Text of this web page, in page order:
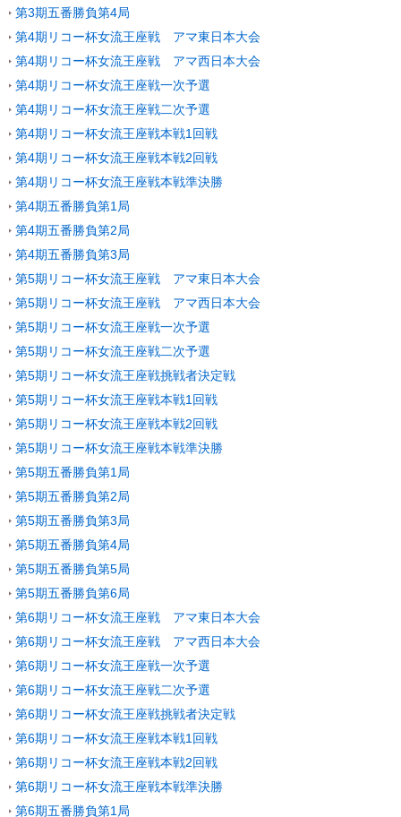
第3期五番勝負第4局
第4期リコー杯女流王座戦 アマ東日本大会
第4期リコー杯女流王座戦 アマ西日本大会
第4期リコー杯女流王座戦一次予選
第4期リコー杯女流王座戦二次予選
第4期リコー杯女流王座戦本戦1回戦
第4期リコー杯女流王座戦本戦2回戦
第4期リコー杯女流王座戦本戦準決勝
第4期五番勝負第1局
第4期五番勝負第2局
第4期五番勝負第3局
第5期リコー杯女流王座戦 アマ東日本大会
第5期リコー杯女流王座戦 アマ西日本大会
第5期リコー杯女流王座戦一次予選
第5期リコー杯女流王座戦二次予選
第5期リコー杯女流王座戦挑戦者決定戦
第5期リコー杯女流王座戦本戦1回戦
第5期リコー杯女流王座戦本戦2回戦
第5期リコー杯女流王座戦本戦準決勝
第5期五番勝負第1局
第5期五番勝負第2局
第5期五番勝負第3局
第5期五番勝負第4局
第5期五番勝負第5局
第5期五番勝負第6局
第6期リコー杯女流王座戦 アマ東日本大会
第6期リコー杯女流王座戦 アマ西日本大会
第6期リコー杯女流王座戦一次予選
第6期リコー杯女流王座戦二次予選
第6期リコー杯女流王座戦挑戦者決定戦
第6期リコー杯女流王座戦本戦1回戦
第6期リコー杯女流王座戦本戦2回戦
第6期リコー杯女流王座戦本戦準決勝
第6期五番勝負第1局